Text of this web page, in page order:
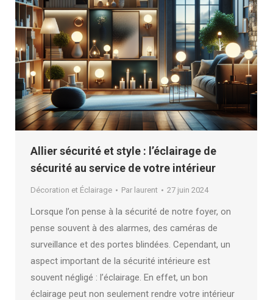
Allier sécurité et style : l’éclairage de
sécurité au service de votre intérieur
Décoration et Éclairage Par laurent 27 juin 2024
Lorsque l’on pense à la sécurité de notre foyer, on
pense souvent à des alarmes, des caméras de
surveillance et des portes blindées. Cependant, un
aspect important de la sécurité intérieure est
souvent négligé : l’éclairage. En effet, un bon
éclairage peut non seulement rendre votre intérieur